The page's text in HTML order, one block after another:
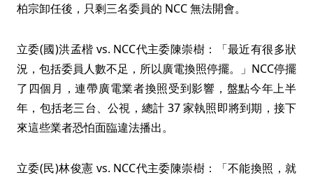
柏宗卸任後，只剩三名委員的 NCC 無法開會。
立委(國)洪孟楷 vs. NCC代主委陳崇樹：「最近有很多狀
況，包括委員人數不足，所以廣電換照停擺。」NCC停擺
了四個月，連帶廣電業者換照受到影響，盤點今年上半
年，包括老三台、公視，總計 37 家執照即將到期，接下
來這些業者恐怕面臨違法播出。
立委(民)林俊憲 vs. NCC代主委陳崇樹：「不能換照，就